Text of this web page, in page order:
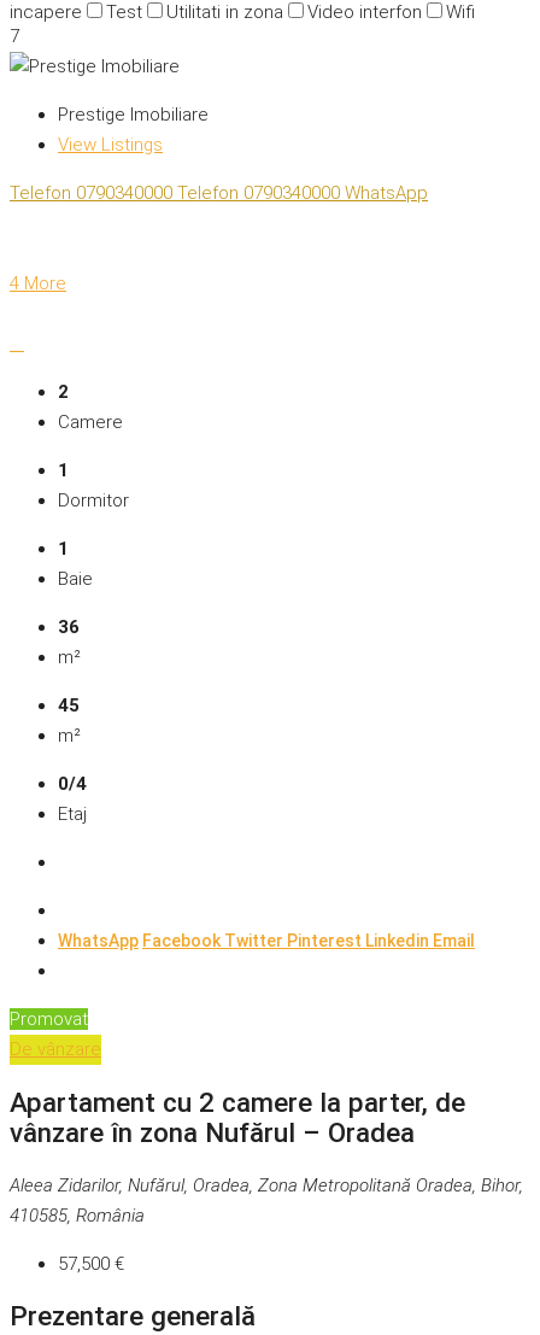
incapere
Test Utilitati in zona Video interfon Wifi
7
Prestige Imobiliare
View Listings
Telefon 0790340000 Telefon 0790340000 WhatsApp
4 More
2
Camere
1
Dormitor
1
Baie
36
m²
45
m²
0/4
Etaj
WhatsApp FacebookTwitter Pinterest Linkedin Email
Promovat
De vânzare
Apartament cu 2 camere la parter, de
vânzare în zona Nufărul – Oradea
Aleea Zidarilor, Nufărul, Oradea, Zona Metropolitană Oradea, Bihor,
410585, România
57,500 €
Prezentare generală